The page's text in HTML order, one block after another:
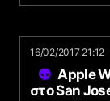
16/02/2017 21:12
Apple
στο San